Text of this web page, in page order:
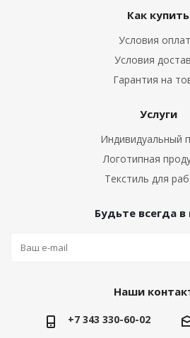
Как купить
Условия
Условия
Гарантия на
Услуги
Индивидуальный
Логотипная
Текстиль для
Будьте всегда в
Наши
+7 343 330-60-02